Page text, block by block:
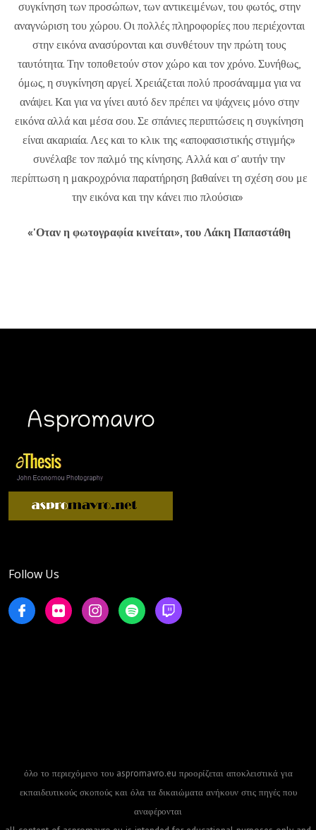
συγκίνηση των προσώπων, των αντικειμένων, του φωτός, στην
αναγνώριση του χώρου. Οι πολλές πληροφορίες που περιέχονται
στην εικόνα ανασύρονται και συνθέτουν την πρώτη τους
ταυτότητα. Την τοποθετούν στον χώρο και τον χρόνο. Συνήθως,
όμως, η συγκίνηση αργεί. Χρειάζεται πολύ προσάναμμα για να
ανάψει. Και για να γίνει αυτό δεν πρέπει να ψάχνεις μόνο στην
εικόνα αλλά και μέσα σου. Σε σπάνιες περιπτώσεις η συγκίνηση
είναι ακαριαία. Λες και το κλικ της «αποφασιστικής στιγμής»
συνέλαβε τον παλμό της κίνησης. Αλλά και σ' αυτήν την
περίπτωση η μακροχρόνια παρατήρηση βαθαίνει τη σχέση σου με
την εικόνα και την κάνει πιο πλούσια»
«'Οταν η φωτογραφία κινείται», του Λάκη Παπαστάθη
Follow Us
όλο το περιεχόμενο του aspromavro.eu προορίζεται αποκλειστικά για
εκπαιδευτικούς σκοπούς και όλα τα δικαιώματα ανήκουν στις πηγές που
αναφέρονται